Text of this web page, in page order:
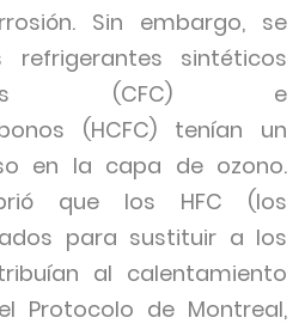
Sin embargo, se
refrigerantes sintéticos
(CFC) e
(HCFC) tenían un
en la capa de ozono.
que los HFC (los
para sustituir a los
al calentamiento
Protocolo de Montreal,